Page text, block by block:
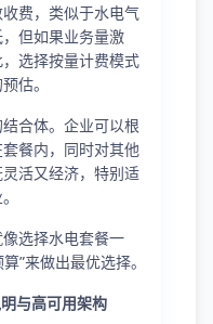
费，类似于水电气
但如果业务量激
选择按量计费模式
估。
合体。企业可以根
餐内，同时对其他
活又经济，特别适
选择水电套餐一
”来做出最优选择。
与高可用架构